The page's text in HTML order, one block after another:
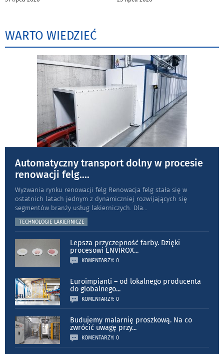
WARTO WIEDZIEĆ
Automatyczny transport dolny w procesie
renowacji felg....
Wyzwania rynku renowacji felg Renowacja felg stała się w
ostatnich latach jednym z dynamiczniej rozwijających się
segmentów branży usług lakierniczych. Dla...
TECHNOLOGIE LAKIERNICZE
Lepsza przyczepność farby. Dzięki
procesowi ENVIROX...
KOMENTARZY: 0
Euroimpianti – od lokalnego producenta
do globalnego...
KOMENTARZY: 0
Budujemy malarnię proszkową. Na co
zwrócić uwagę przy...
KOMENTARZY: 0